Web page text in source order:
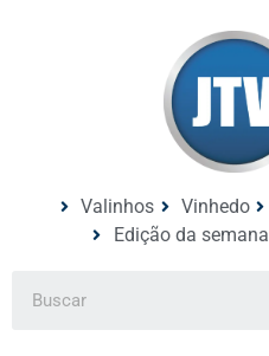
Valinhos Vinhedo
Edição da semana